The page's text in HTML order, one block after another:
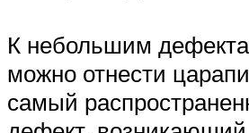
К небольшим
можно отнести
самый